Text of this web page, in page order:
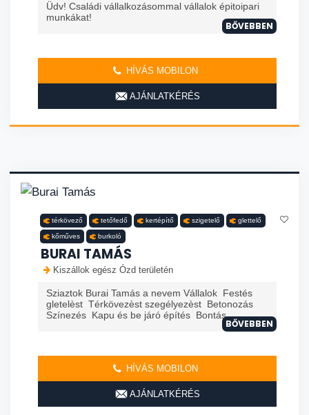
Üdv! Családi vállalkozásommal vállalok épitoipari
munkákat!
BŐVEBBEN
HÍVÁS MOBILON
AJÁNLATKÉRÉS
térkövező tetőfedő kertépítő szigetelő glettelő
kőműves burkoló
BURAI TAMÁS
Kiszállok egész Ózd területén
Sziaztok Burai Tamás a nevem Vállalok Festés
gletelèst Térkövezèst szegélyezèst Betonozás
Színezés Kapu és be járó építés Bontás
BŐVEBBEN
HÍVÁS MOBILON
AJÁNLATKÉRÉS